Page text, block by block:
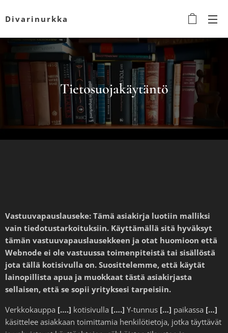
Divarinurkka
Tietosuojakäytäntö
Vastuuvapauslauseke: Tämä asiakirja luotiin malliksi
vain tiedotustarkoituksiin. Käyttämällä sitä hyväksyt
tämän vastuuvapauslausekkeen ja otat huomioon että
Webnode ei ole vastuussa toimenpiteistä tai sisällöstä
jota tällä kotisivulla on. Suosittelemme, että käytät
lainopillista apua ja muokkaat tästä asiakirjasta
sellaisen, että se sopii yrityksesi tarpeisiin.
Verkkokauppa [….] kotisivulla [….] Y-tunnus […] paikassa […]
käsittelee asiakkaan toimittamia henkilötietoja, jotka täyttävät